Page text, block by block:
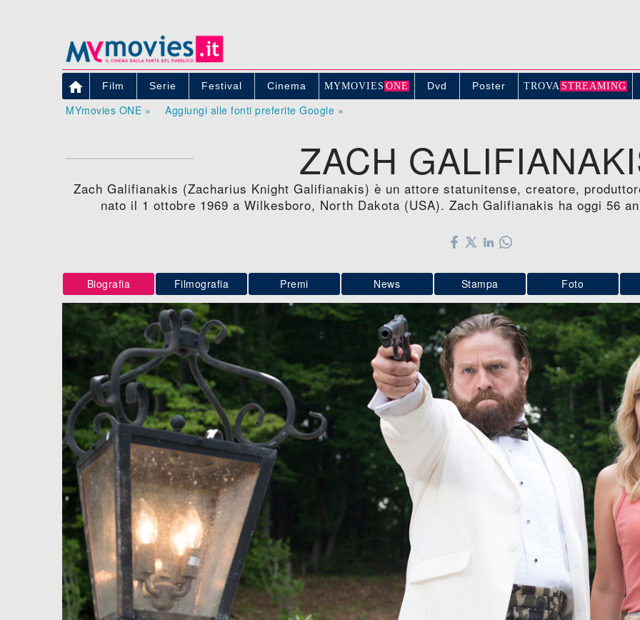
 Film Serie Festival Cinema MYMOVIE S ONE Dvd Poster TROVA STREAMING
MYmovies ONE » Aggiungi alle fonti preferite Google »
ZACH
Zach Galifianakis (Zacharius Knight Galifianakis) è un attore statunitense, creatore,
nato il 1 ottobre 1969 a Wilkesboro, North Dakota (USA). Zach Galifianakis ha oggi 56
Biografia Filmografia Premi News Stampa Foto